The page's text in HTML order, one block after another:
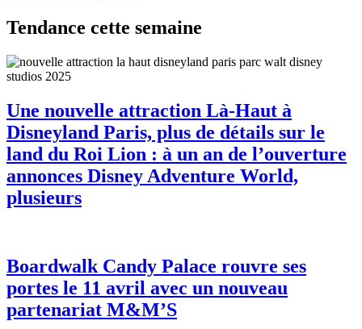
Tendance cette semaine
Une nouvelle attraction Là-Haut à
Disneyland Paris, plus de détails sur le
land du Roi Lion : à un an de l’ouverture
annonces Disney Adventure World,
plusieurs
Boardwalk Candy Palace rouvre ses
portes le 11 avril avec un nouveau
partenariat M&M’S